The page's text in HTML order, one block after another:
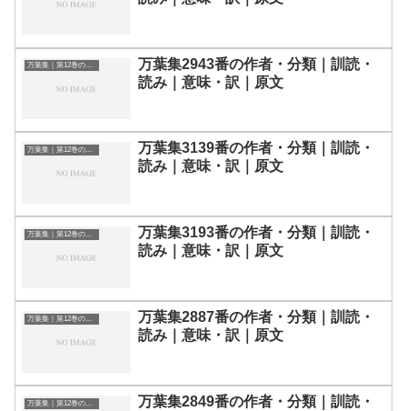
万葉集｜第12巻の和歌一覧
万葉集2943番の作者・分類｜訓読・
読み｜意味・訳｜原文
万葉集｜第12巻の和歌一覧
万葉集3139番の作者・分類｜訓読・
読み｜意味・訳｜原文
万葉集｜第12巻の和歌一覧
万葉集3193番の作者・分類｜訓読・
読み｜意味・訳｜原文
万葉集｜第12巻の和歌一覧
万葉集2887番の作者・分類｜訓読・
読み｜意味・訳｜原文
万葉集｜第12巻の和歌一覧
万葉集2849番の作者・分類｜訓読・